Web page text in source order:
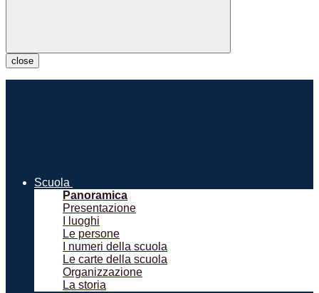
close
Scuola
Panoramica
Presentazione
I luoghi
Le persone
I numeri della scuola
Le carte della scuola
Organizzazione
La storia